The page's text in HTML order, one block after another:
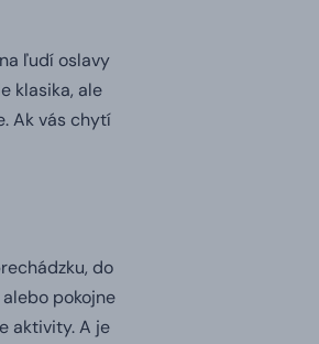
ľudí oslavy
klasika, ale
Ak vás chytí
do
pokojne
aktivity.A je